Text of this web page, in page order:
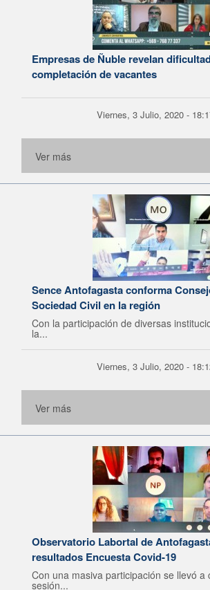
Empresas de Ñuble revelan
completación de vacantes
Viernes, 3 Julio, 2020 -
Ver más
Sence Antofagasta conforma
Sociedad Civil en la región
Con la participación de diversas
la...
Viernes, 3 Julio, 2020 -
Ver más
Observatorio Labortal de
resultados Encuesta Covid-19
Con una masiva participación se llevó a
sesión...